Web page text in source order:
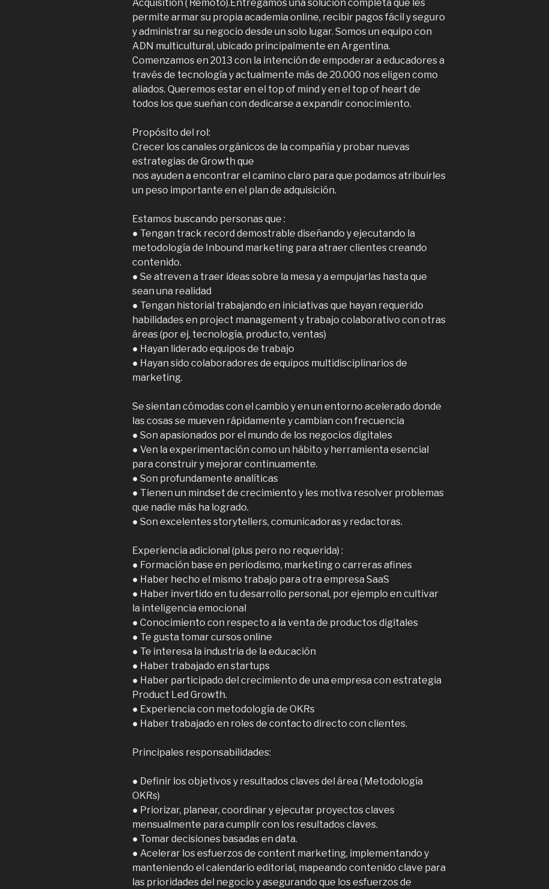
Acquisition ( Remoto).Entregamos una solución completa que les
permite armar su propia academia online, recibir pagos fácil y seguro
y administrar su negocio desde un solo lugar. Somos un equipo con
ADN multicultural, ubicado principalmente en Argentina.
Comenzamos en 2013 con la intención de empoderar a educadores a
través de tecnología y actualmente más de 20.000 nos eligen como
aliados. Queremos estar en el top of mind y en el top of heart de
todos los que sueñan con dedicarse a expandir conocimiento.
Propósito del rol:
Crecer los canales orgánicos de la compañía y probar nuevas
estrategias de Growth que
nos ayuden a encontrar el camino claro para que podamos atribuirles
un peso importante en el plan de adquisición.
Estamos buscando personas que :
● Tengan track record demostrable diseñando y ejecutando la
metodología de Inbound marketing para atraer clientes creando
contenido.
● Se atreven a traer ideas sobre la mesa y a empujarlas hasta que
sean una realidad
● Tengan historial trabajando en iniciativas que hayan requerido
habilidades en project management y trabajo colaborativo con otras
áreas (por ej. tecnología, producto, ventas)
● Hayan liderado equipos de trabajo
● Hayan sido colaboradores de equipos multidisciplinarios de
marketing.
Se sientan cómodas con el cambio y en un entorno acelerado donde
las cosas se mueven rápidamente y cambian con frecuencia
● Son apasionados por el mundo de los negocios digitales
● Ven la experimentación como un hábito y herramienta esencial
para construir y mejorar continuamente.
● Son profundamente analíticas
● Tienen un mindset de crecimiento y les motiva resolver problemas
que nadie más ha logrado.
● Son excelentes storytellers, comunicadoras y redactoras.
Experiencia adicional (plus pero no requerida) :
● Formación base en periodismo, marketing o carreras afines
● Haber hecho el mismo trabajo para otra empresa SaaS
● Haber invertido en tu desarrollo personal, por ejemplo en cultivar
la inteligencia emocional
● Conocimiento con respecto a la venta de productos digitales
● Te gusta tomar cursos online
● Te interesa la industria de la educación
● Haber trabajado en startups
● Haber participado del crecimiento de una empresa con estrategia
Product Led Growth.
● Experiencia con metodología de OKRs
● Haber trabajado en roles de contacto directo con clientes.
Principales responsabilidades:
● Definir los objetivos y resultados claves del área ( Metodología
OKRs)
● Priorizar, planear, coordinar y ejecutar proyectos claves
mensualmente para cumplir con los resultados claves.
● Tomar decisiones basadas en data.
● Acelerar los esfuerzos de content marketing, implementando y
manteniendo el calendario editorial, mapeando contenido clave para
las prioridades del negocio y asegurando que los esfuerzos de